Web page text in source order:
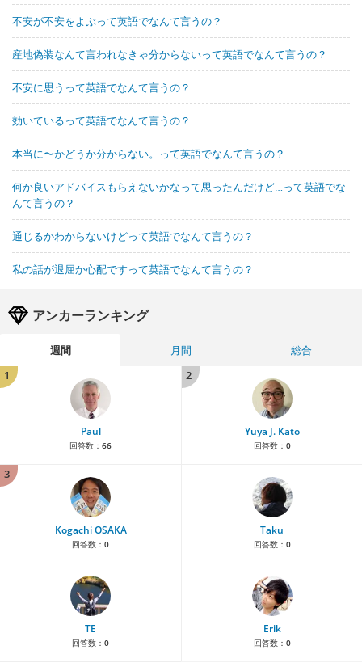
不安が不安をよぶって英語でなんて言うの？
産地偽装なんて言われなきゃ分からないって英語でなんて言うの？
不安に思うって英語でなんて言うの？
効いているって英語でなんて言うの？
本当に〜かどうか分からない。って英語でなんて言うの？
何か良いアドバイスもらえないかなって思ったんだけど…って英語でな
んて言うの？
通じるかわからないけどって英語でなんて言うの？
私の話が退屈か心配ですって英語でなんて言うの？
アンカーランキング
週間 月間
総合
1
Paul
回答数： 66
2
Yuya J. Kato
回答数： 0
3
Kogachi OSAKA
回答数： 0
Taku
回答数： 0
TE
回答数： 0
Erik
回答数： 0